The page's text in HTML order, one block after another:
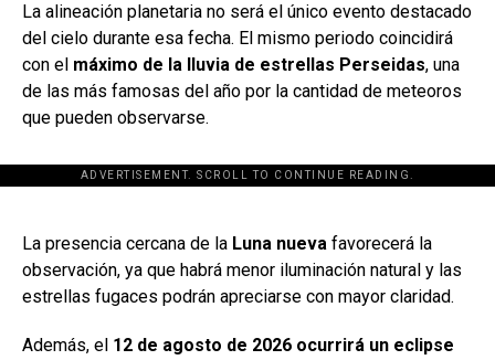
La alineación planetaria no será el único evento destacado
del cielo durante esa fecha. El mismo periodo coincidirá
con el máximo de la lluvia de estrellas Perseidas, una
de las más famosas del año por la cantidad de meteoros
que pueden observarse.
ADVERTISEMENT. SCROLL TO CONTINUE READING.
[adsforwp id="243463"]
La presencia cercana de la Luna nueva favorecerá la
observación, ya que habrá menor iluminación natural y las
estrellas fugaces podrán apreciarse con mayor claridad.
Además, el 12 de agosto de 2026 ocurrirá un eclipse